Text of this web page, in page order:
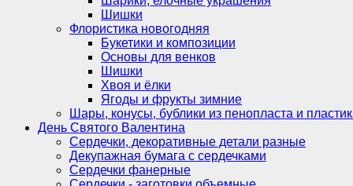
Шишки
Флористика новогодняя
Букетики и композиции
Основы для венков
Шишки
Хвоя и ёлки
Ягоды и фрукты зимние
Шары, конусы, бублики из пенопласта и
День Святого Валентина
Сердечки, декоративные детали разные
Декупажная бумага с сердечками
Сердечки фанерные